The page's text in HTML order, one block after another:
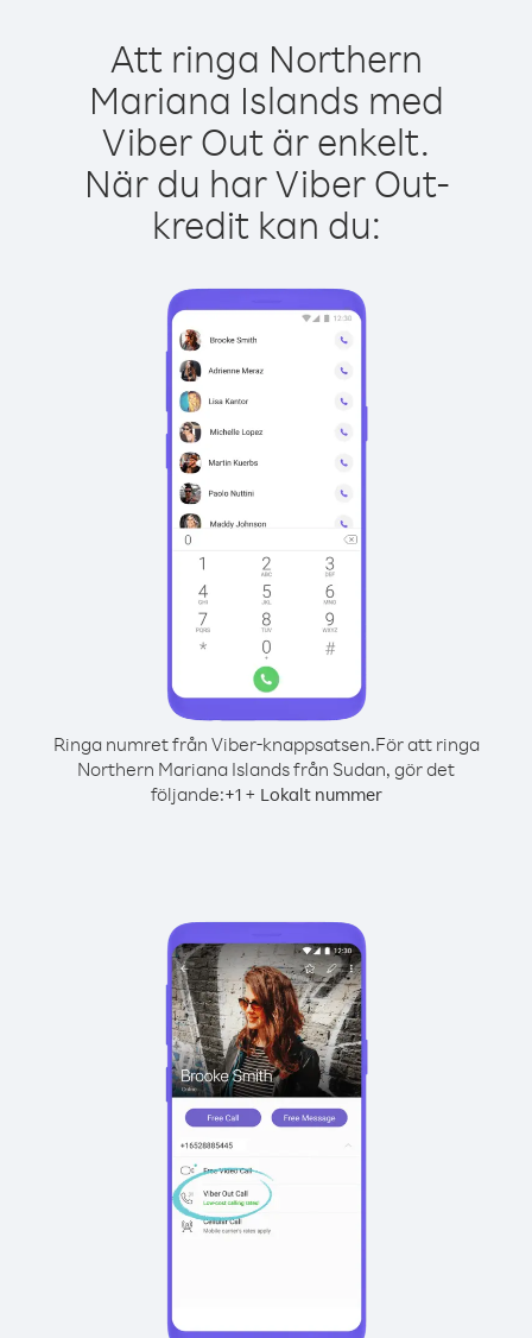
Att ringa Northern
Mariana Islands med
Viber Out är enkelt.
När du har Viber Out-
kredit kan du:
Ringa numret från Viber-knappsatsen.För att ringa
Northern Mariana Islands från Sudan, gör det
följande:+1+ Lokalt nummer